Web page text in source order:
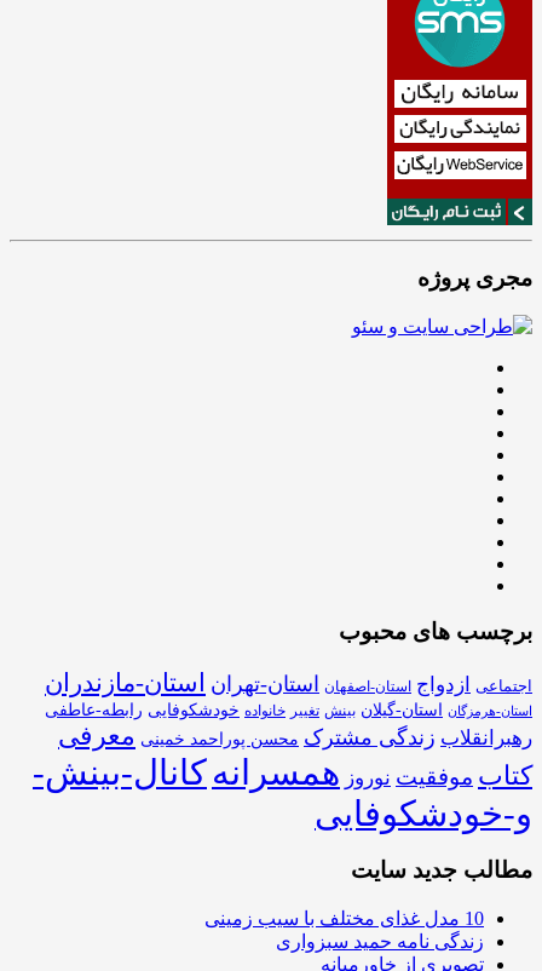
مجری پروژه
برچسب های محبوب
اجتماعی ازدواج استان-اصفهان استان-تهران استان-مازندران
استان-هرمزگان استان-گیلان بینش تغییر خانواده خودشکوفایی رابطه-عاطفی
رهبرانقلاب زندگی مشترک محسن پوراحمد خمینی معرفی
کتاب موفقیت نوروز همسرانهکانال-بینش-
و-خودشکوفایی
مطالب جدید سایت
10 مدل غذای مختلف با سیب زمینی
زندگی نامه حمید سبزواری
تصویری از خاورمیانه